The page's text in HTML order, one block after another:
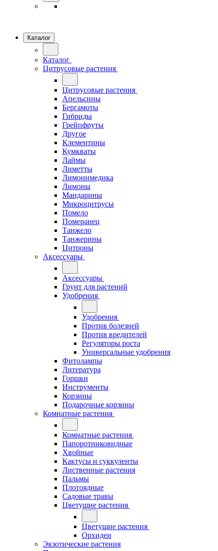
Каталог
Каталог
Цитрусовые растения
Цитрусовые растения
Апельсины
Бергамоты
Гибриды
Грейпфруты
Другое
Клементины
Кумкваты
Лаймы
Лиметты
Лимонимедика
Лимоны
Мандарины
Микроцитрусы
Помело
Померанец
Танжело
Танжерины
Цитроны
Аксессуары
Аксессуары
Грунт для растений
Удобрения
Удобрения
Против болезней
Против вредителей
Регуляторы роста
Универсальные удобрения
Фитолампы
Литература
Горшки
Инструменты
Корзины
Подарочные корзины
Комнатные растения
Комнатные растения
Папоротниковидные
Хвойные
Кактусы и суккуленты
Лиственные растения
Пальмы
Плотоядные
Садовые травы
Цветущие растения
Цветущие растения
Орхидеи
Экзотические растения